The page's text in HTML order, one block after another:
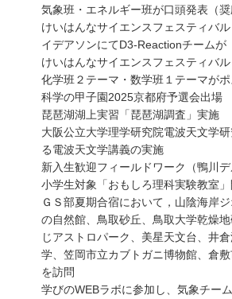
気象班・エネルギー班が口頭発表（奨
けいはんなサイエンスフェスティバ
イデアソンにてD3-Reactionチームが
けいはんなサイエンスフェスティバ
化学班２テーマ・数学班１テーマが
科学の甲子園2025京都府予選会出場
琵琶湖湖上実習「琵琶湖調査」実施
大阪公立大学理学研究院電波天文学
る電波天文学講義の実施
新入生歓迎フィールドワーク（鴨川
小学生対象「おもしろ理科実験教室
ＧＳ部夏期合宿において，山陰海岸
の自然館、鳥取砂丘、鳥取大学乾燥
じアストロパーク、美星天文台、井
学、笠岡市立カブトガニ博物館、倉
を訪問
学びのWEBラボに参加し、気象チー